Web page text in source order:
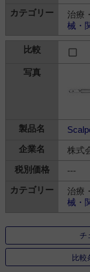
治療
械・
株式
---
治療
械・
チ
比較